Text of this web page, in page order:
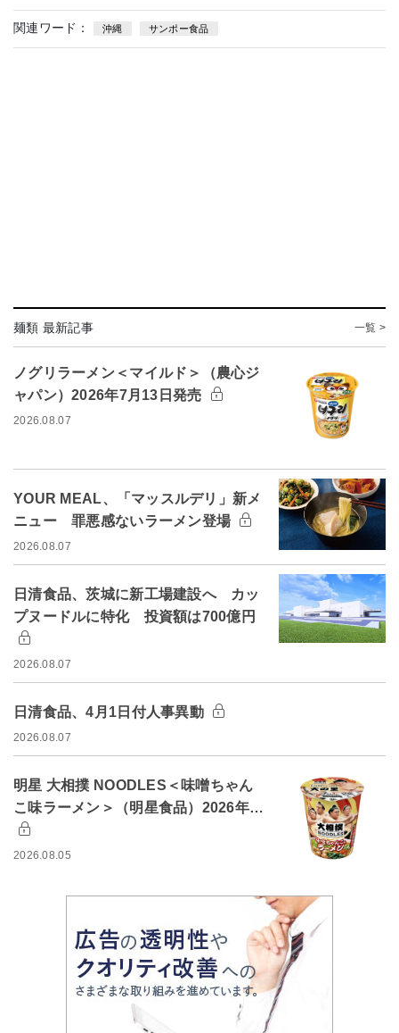
関連ワード： 沖縄 サンポー食品
麺類 最新記事 一覧 >
ノグリラーメン＜マイルド＞（農心ジ
ャパン）2026年7月13日発売
2026.08.07
YOUR MEAL、「マッスルデリ」新メ
ニュー 罪悪感ないラーメン登場
2026.08.07
日清食品、茨城に新工場建設へ カッ
プヌードルに特化 投資額は700億円
2026.08.07
日清食品、4月1日付人事異動
2026.08.07
明星 大相撲 NOODLES＜味噌ちゃん
こ味ラーメン＞（明星食品）2026年…
2026.08.05